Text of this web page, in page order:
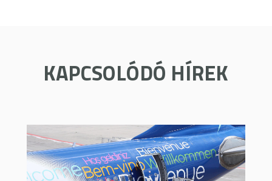
KAPCSOLÓDÓ HÍREK